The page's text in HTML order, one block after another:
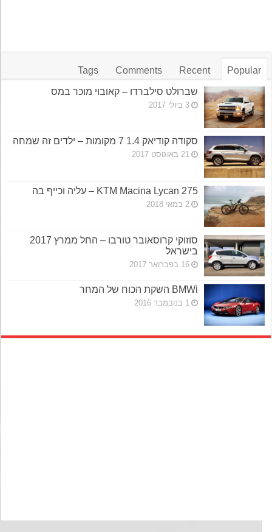
Popular
Recent
Comments
Tags
שברולט סילברדו – קאובוי מוכר במס
3 ביולי 2017
סקודה קודיאק 1.4 7 מקומות – ילדים זה שמחה
21 באוגוסט 2017
KTM Macina Lycan 275 – עליה וכייף בה
2 במאי 2018
סוזוקי קרוסאובר טורבו – החל ממרץ 2017
בישראל
16 בפברואר 2017
BMWi השקת הכוח של המחר
1 בנובמבר 2016